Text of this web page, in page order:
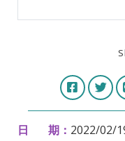
日 期： 2022/02/